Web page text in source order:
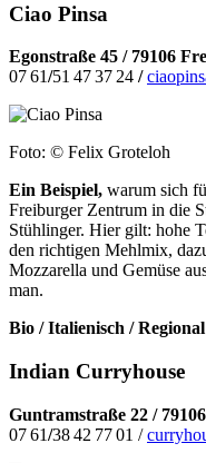
Ciao Pinsa
Egonstraße 45 / 79106
07 61/51 47 37 24 /
Foto: © Felix Groteloh
Ein Beispiel, warum sich
Freiburger Zentrum in die
Stühlinger. Hier gilt: hohe
den richtigen Mehlmix,
Mozzarella und Gemüse
man.
Bio / Italienisch /
Indian Curryhouse
Guntramstraße 22 /
07 61/38 42 77 01 /